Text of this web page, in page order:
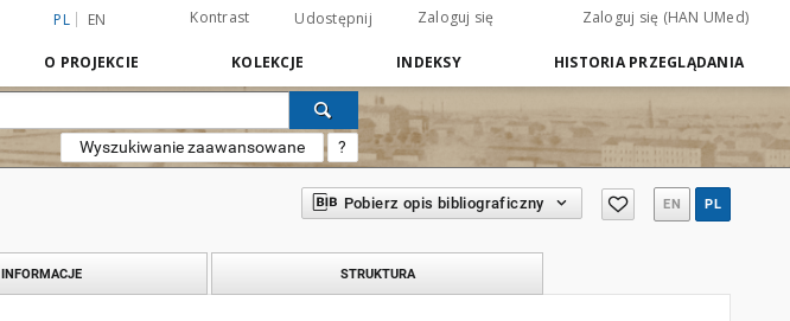
PL EN Kontrast Udostępnij Zaloguj się Zaloguj się (HAN UMed)
O PROJEKCIE KOLEKCJE INDEKSY HISTORIA PRZEGLĄDANIA
Wyszukiwanie zaawansowane ?
Pobierz opis bibliograficzny EN PL
INFORMACJE STRUKTURA